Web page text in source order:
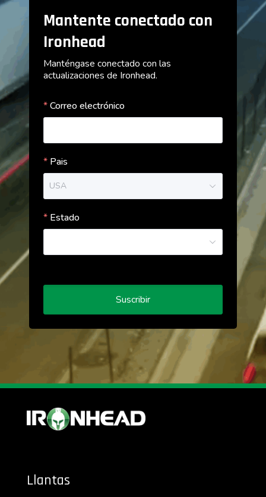
Mantente conectado con
Ironhead
Manténgase conectado con las
actualizaciones de Ironhead.
Correo electrónico
Pais
USA
Estado
Suscribir
Llantas